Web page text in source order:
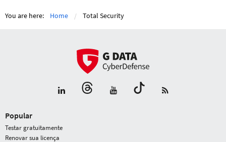
You are here: Home Total Security
Popular
Testar gratuitamente
Renovar sua licença